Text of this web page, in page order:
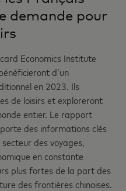
demande pour
Economics Institute
d’un
en 2023. Ils
de loisirs et exploreront
entier. Le rapport
des informations clés
des voyages,
en constante
plus fortes de la part des
des frontières chinoises.